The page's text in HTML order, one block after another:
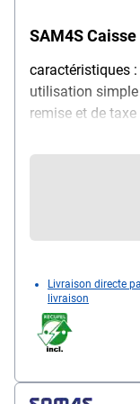
SAM4S
caractéristiques
utilisation
remise et de
traditionnelle
préréglées,
détail /
barres :
barres,
terminaux CCV
uniquement,
enregistreuse /
compartiments à
Livraison directe
livraison